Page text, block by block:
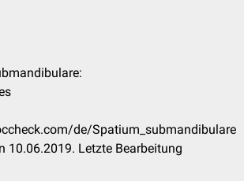
de/Spatium_submandibulare
10.06.2019. Letzte Bearbeitung